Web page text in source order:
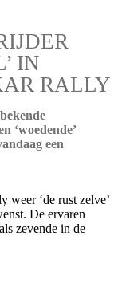
IN
RALLY
‘woedende’
een
weer ‘de rust zelve’
De ervaren
zevende in de